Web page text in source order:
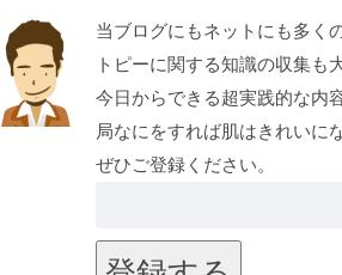
当ブログにもネットにも多く
トピーに関する知識の収集も
今日からできる超実践的な内
局なにをすれば肌はきれい
ぜひご登録ください。